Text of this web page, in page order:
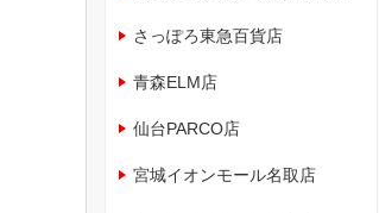
さっぽろ東急百貨店
青森ELM店
仙台PARCO店
宮城イオンモール名取店